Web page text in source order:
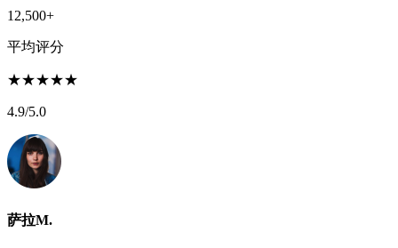
12,500+
平均评分
★★★★★
4.9/5.0
萨拉M.